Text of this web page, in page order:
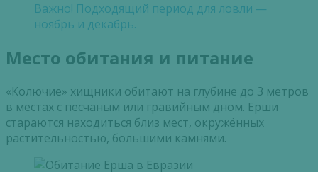
Важно! Подходящий период для ловли —
ноябрь и декабрь.
Место обитания и питание
«Колючие» хищники обитают на глубине до 3 метров
в местах с песчаным или гравийным дном. Ерши
стараются находиться близ мест, окружённых
растительностью, большими камнями.